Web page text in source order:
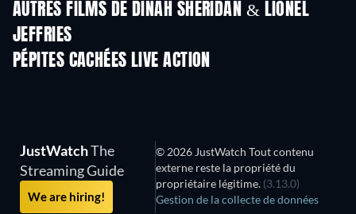
AUTRES FILMS DE DINAH SHERIDAN & LIONEL
JEFFRIES
PÉPITES CACHÉES LIVE ACTION
JustWatchThe
Streaming Guide
We are hiring!
© 2026 JustWatch Tout contenu
externe reste la propriété du
propriétaire légitime. (3.13.0)
Gestion de la collecte de données